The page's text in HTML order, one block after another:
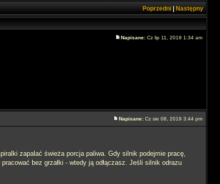
Poprzedni Następny
Napisane: Cz lip 11, 2019 1:34 am
Napisane: Cz sie 08, 2019 3:44 pm
zapalać świeża porcja paliwa. Gdy silnik podejmie pracę,
bez grzałki - wtedy ją odłączasz. Jeśli silnik odrazu